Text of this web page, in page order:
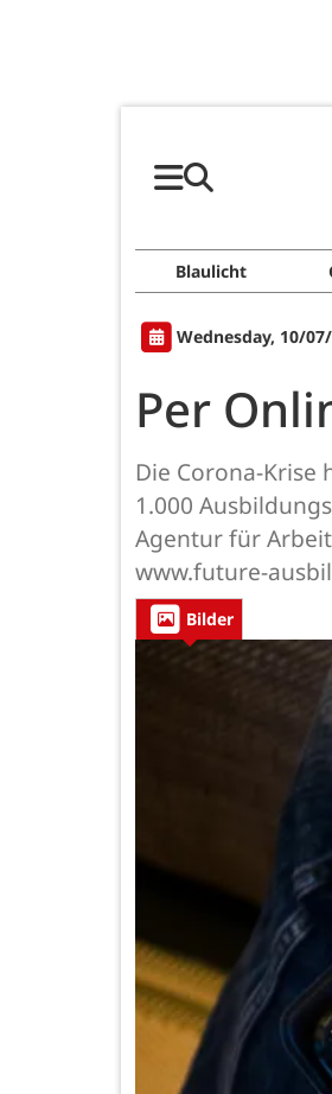
Blaulicht
Wednesday, 10/
Per
Die Corona-
1.000
Agentur für
www.future-
Bilder